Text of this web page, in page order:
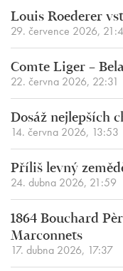
Louis Roederer
29. července 2026,
Comte Liger –
22. června 2026, 22:31
Dosáž nejlepších
14. června 2026, 13:53
Příliš levný
24. dubna 2026, 21:59
1864 Bouchard
Marconnets
17. dubna 2026, 17:37